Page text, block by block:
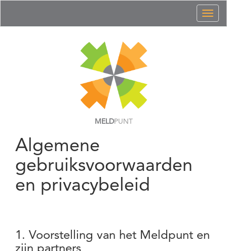
MELDPUNT
Algemene
gebruiksvoorwaarden
en privacybeleid
1. Voorstelling van het Meldpunt en